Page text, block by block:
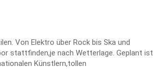
Von Elektro über Rock bis Ska und
stattfinden,je nach Wetterlage. Geplant ist
Künstlern,tollen